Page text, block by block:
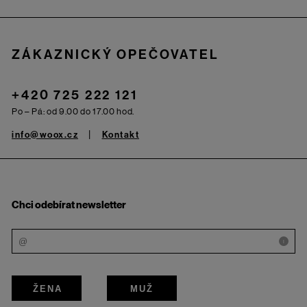
ZÁKAZNICKÝ OPEČOVATEL
+420 725 222 121
Po – Pá: od 9.00 do 17.00 hod.
info@woox.cz Kontakt
Chci odebírat newsletter
i
ŽENA MUŽ